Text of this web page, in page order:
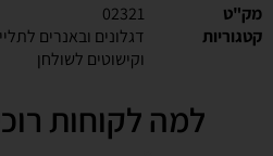
מק"ט
02321
קטגוריות
דגלונים ובאנרים
וקישוטים לשולחן
למה לקוחות